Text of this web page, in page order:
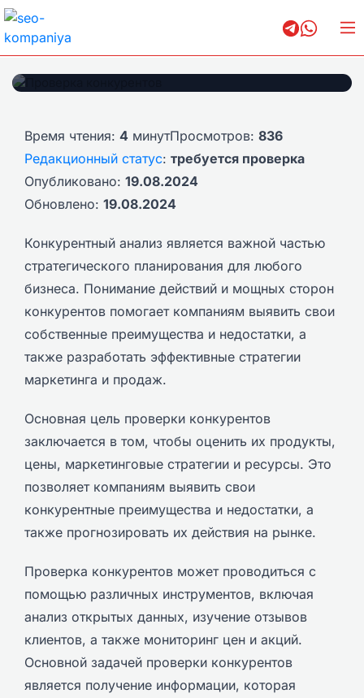
Проверка конкурентов
Время чтения: 4 минутПросмотров: 836
Редакционный статус: требуется проверка
Опубликовано: 19.08.2024
Обновлено: 19.08.2024
Конкурентный анализ является важной частью
стратегического планирования для любого
бизнеса. Понимание действий и мощных сторон
конкурентов помогает компаниям выявить свои
собственные преимущества и недостатки, а
также разработать эффективные стратегии
маркетинга и продаж.
Основная цель проверки конкурентов
заключается в том, чтобы оценить их продукты,
цены, маркетинговые стратегии и ресурсы. Это
позволяет компаниям выявить свои
конкурентные преимущества и недостатки, а
также прогнозировать их действия на рынке.
Проверка конкурентов может проводиться с
помощью различных инструментов, включая
анализ открытых данных, изучение отзывов
клиентов, а также мониторинг цен и акций.
Основной задачей проверки конкурентов
является получение информации, которая